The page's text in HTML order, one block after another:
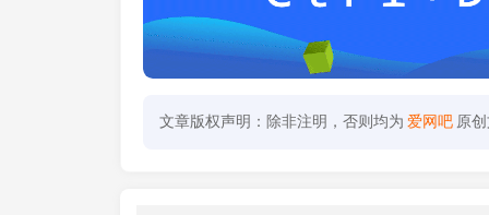
文章版权声明：除非注明，否则均为 爱网吧 原